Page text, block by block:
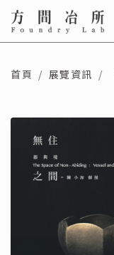
首頁 展覽資訊